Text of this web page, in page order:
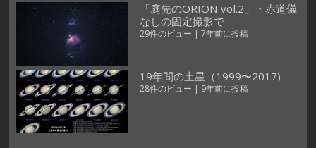
「庭先のORION vol.2」・赤道儀
なしの固定撮影で
29件のビュー | 7年前に投稿
19年間の土星（1999〜2017)
28件のビュー | 9年前に投稿